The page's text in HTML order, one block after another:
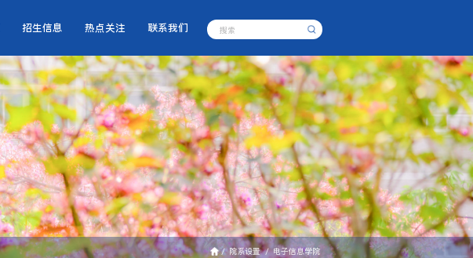
招生信息 热点关注 联系我们
/ 院系设置 / 电子信息学院